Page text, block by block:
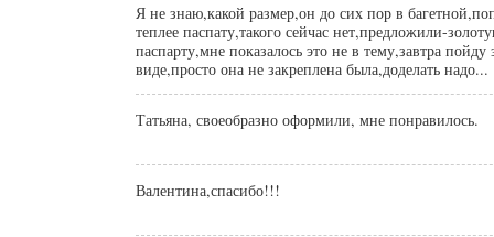
Я не знаю,какой размер,он до сих пор в багетной,попросила на тон
теплее паспату,такого сейчас нет,предложили-
паспарту,мне показалось это не в тему,завтра пойду
виде,просто она не закреплена была,доделать надо...
Татьяна, своеобразно оформили, мне понравилось.
Валентина,спасибо!!!